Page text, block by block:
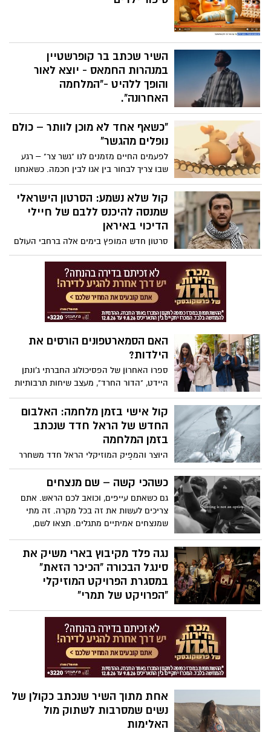
השיר שכתב בר קופרשטיין
במנהרות החמאס - יוצא לאור
והופך ללהיט -"המלחמה
האחרונה".
חמישה חודשים לאחר ששב מהשבי, בר
קופרשטיין מוציא יחד עם הזמר אלייצור את
השיר החדש "המלחמה האחרונה". מדובר
ביצירה מרגשת במיוחד, שנולדה מתוך יומן
אישי שבר כתב בזמן שהוחזק במנהרות בעזה,
"כשאף אחד לא מוכן לוותר – כולם
נופלים מהגשר"
לפעמים החיים מזמנים לנו "גשר צר" – רגע
שבו צריך לבחור בין אגו לבין חכמה. כשאנחנו
מתעקשים לנצח בכל מחיר, אנחנו עלולים
להפסיד הרבה יותר. לפעמים דווקא מי שמוכן
לזוז צעד אחד אחורה – הוא זה שמתקדם
קול שלא נשמע: הסרטון הישראלי
שמנסה להיכנס ללבם של חיילי
הדיכוי באיראן
סרטון חדש המופץ בימים אלה ברחבי העולם
מבקש להאיר זווית כמעט לא מדוברת של
המחאה האיראנית: עולמם הפנימי של חיילי
הדיכוי עצמם. לא המפקדים, לא מקבלי
ההחלטות, אלא חיילי הבסיג' ואנשי משמרות
המהפכה הנשלחים שוב ושוב לרחובות כדי
לפזר הפגנות, לדכא מחאות ולעיתים גם לפגוע
האם הסמארטפונים הורסים את
הילדות?
ספרו האחרון של הפסיכולוג החברתי ג'ונתן
היידט, "הדור החרד", מעצב שיחות תרבותיות
ומעורר ויכוחים עזים על תפקידם של
הסמארטפונים בחברה. בשיחה זו, הוא חוקר
כיצד ילדות מבוססת סמארטפון, המוגברת על
ידי הורות מגוננת יתר על המידה, מניעה את
משבר בריאות הנפש בקרב צעירים. הוא גם
בוחן את הדחיפה לאיסור על טלפונים בבתי
ספר ואת הצעדים הקונקרטיים שאנו יכולים
לנקוט כדי לשפר את הבריאות הנפשית של
צעירים ברחבי העולם.
קול אישי בזמן מלחמה: האלבום
החדש של הראל חדד שנכתב
בזמן המלחמה
היוצר והמפַיק המוזיקלי הראל חדד משחרר
בימים אלו את אלבומו החדש יצירה אישית,
עמוקה ונוגעת, שנכתבה ברובה במהלך שירות
המילואים שלו בעזה ובלבנון בשנתיים
האחרונות.
כשהכי קשה – שם מנצחים
גם כשאתם עייפים, וכואב לכם הראש. אתם
צריכים לעשות את זה בכל מקרה. זה מתי
שמנצחים אמיתיים מתגלים. תצאו לשם,
בשביל המשפחה והחברים שלכם. תמשיכו
לעשות את ההחלטות הנכונות, גם כשזה הדבר
הכי קשה בעולם. אתם יכולים לעשות את זה.
ואל תקשיבו לאף אחד שאומר לכם אחרת.
ותמשיכו להגיד לעצמכם בכל יום: "אני אנצח".
צפו בסרטון ההשראה :
נגה פלד מקיבוץ בארי משיק את
סינגל הבכורה "הכיכר הזאת"
במסגרת הפרויקט המוזיקלי
"הפרויקט של תמרי"
סינגל מקורי ראשון יוצא לאור במסגרת
הפרויקט המוזיקלי "הפרויקט של תמרי" –
יוזמה שמאחדת מוזיקאים מהעוטף וממשיכה
את מורשתה של תמר קדם סימן טוב ז"ל,
שייסדה יחד עם שגיא דקל חן, שורד השבי
שחזר הביתה לאחר 498 ימים בשבי החמאס.
אחת מתוך השיר שנכתב כקולן של
נשים שמסרבות לשתוק מול
האלימות